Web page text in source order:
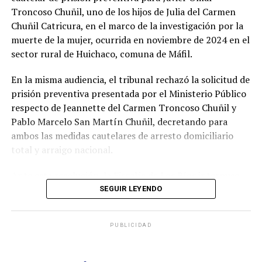
Con esta resolución, el servicio queda habilitado para su
funcionamiento inmediato, respondiendo a la demanda
de conectividad de los habitantes de San Javier y
sectores cercanos. La reactivación del balseo también
la última semana en la ruta, normalizando el tránsito
entre las distintas comunidades rurales.
Post Views: 98
Troncoso Chuñil, uno de los hijos de Julia del Carmen
Chuñil Catricura, en el marco de la investigación por la
muerte de la mujer, ocurrida en noviembre de 2024 en el
sector rural de Huichaco, comuna de Máfil.
En la misma audiencia, el tribunal rechazó la solicitud de
prisión preventiva presentada por el Ministerio Público
respecto de Jeannette del Carmen Troncoso Chuñil y
Pablo Marcelo San Martín Chuñil, decretando para
ambos las medidas cautelares de arresto domiciliario
total y arraigo nacional.
un recurso de apelación verbal para que la Corte de
Apelaciones de Valdivia revise la decisión del juez de
Pablo San Martín y Jeannette Troncoso. Mientras se
SEGUIR LEYENDO
PUBLICIDAD